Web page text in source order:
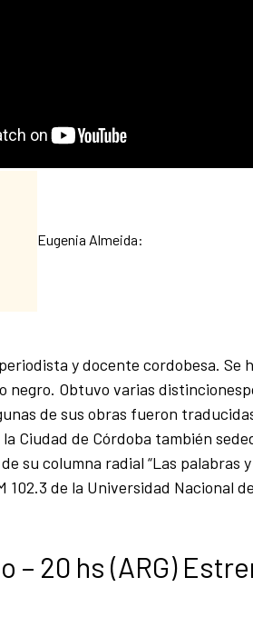
Eugenia Almeida:
y docente cordobesa. Se
negro. Obtuvo varias
de sus obras fueron
Ciudad de Córdoba también
su columna radial “Las palabras
102.3 de la Universidad Nacional
– 20 hs (ARG)